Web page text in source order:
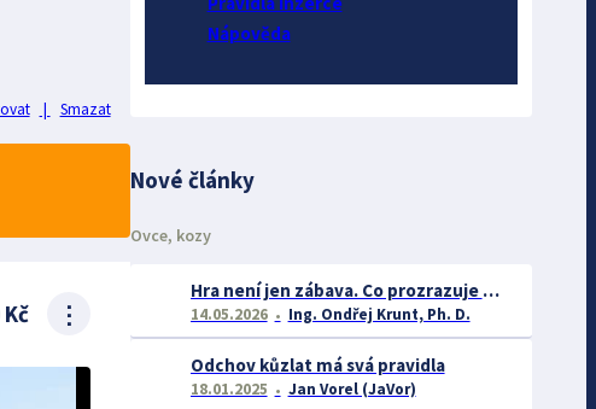
| Smazat
⋮
Nápověda
Nové články
Ovce, kozy
Hra není jen zábava. Co prozrazuje dovádění kůzlat o jejich welfare?
14.05.2026 Ing. Ondřej Krunt, Ph. D.
Odchov kůzlat má svá pravidla
18.01.2025 Jan Vorel (JaVor)